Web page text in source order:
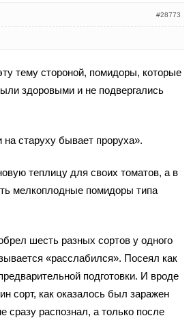
#28773
тему стороной, помидоры, которые
здоровыми и не подвергались
на старуху бывает проруха».
теплицу для своих томатов, а в
мелкоплодные помидоры типа
шесть разных сортов у одного
«расслабился». Посеял как
подготовки. И вроде
сорт, как оказалось был заражен
сразу распознал, а только после